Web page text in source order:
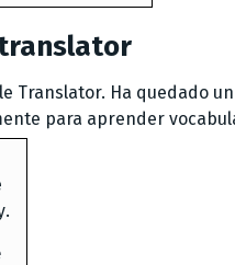
Translator. Ha quedado
para aprender